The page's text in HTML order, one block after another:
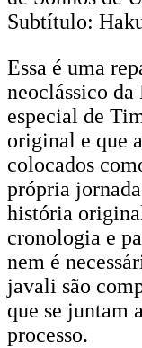
Subtítulo:
Essa é uma
neoclássico
especial de
original e que
colocados
própria
história
cronologia e
nem é
javali são
que se juntam
processo.